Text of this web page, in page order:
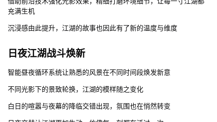
充满生机
沉浸感由此提升，江湖的故事也因此有了新的温度与维度
日夜江湖战斗焕新
智能昼夜循环系统让熟悉的风景在不同时间段焕发新意
不同光影下的景致轮换，江湖的模样随之变化
白日的喧嚣与夜幕的降临交错出现，氛围也在悄然转变